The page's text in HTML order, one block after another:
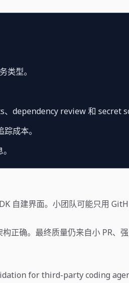
类型。
dependency review 和 secret
成本。
自建界面。小团队可能只用
正确。最终质量仍来自小 PR、
for third-party coding